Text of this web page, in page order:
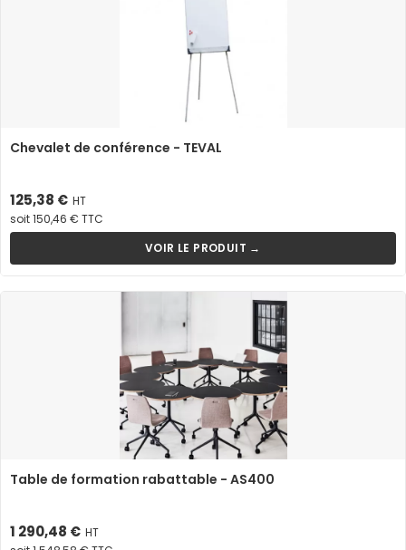
Chevalet de conférence - TEVAL
Prix
125,38 € HT
soit 150,46 € TTC
VOIR LE PRODUIT →
Table de formation rabattable - AS400
Prix
1 290,48 € HT